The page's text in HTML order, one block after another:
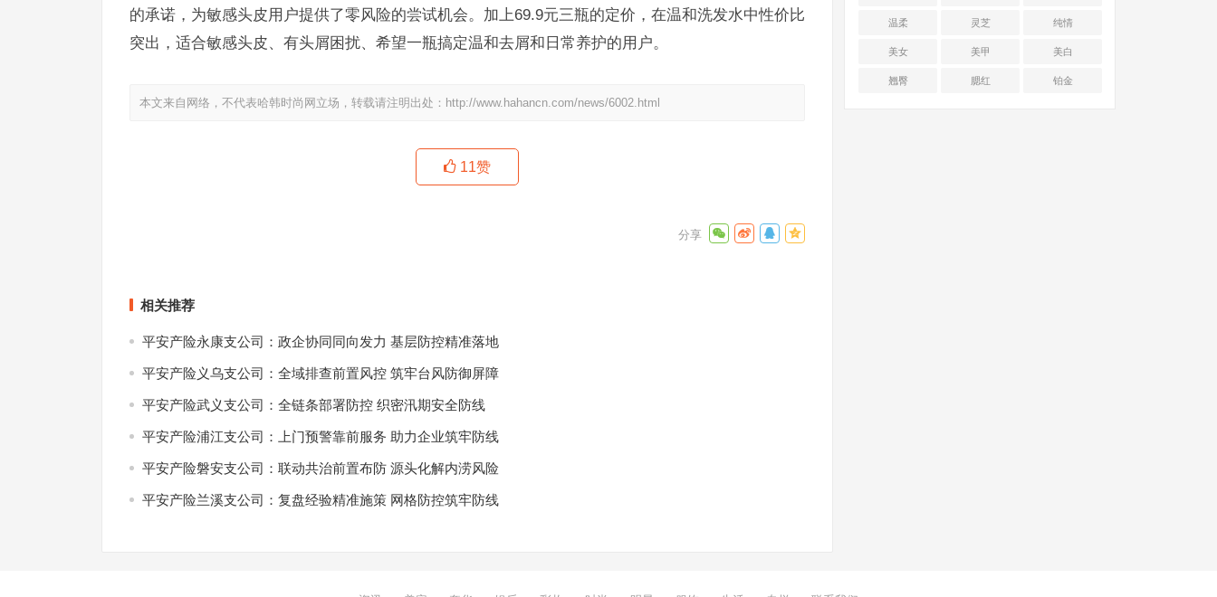
的承诺，为敏感头皮用户提供了零风险的尝试机会。加上69.9元三瓶的定价，在温和洗发水中性价比
突出，适合敏感头皮、有头屑困扰、希望一瓶搞定温和去屑和日常养护的用户。
本文来自网络，不代表哈韩时尚网立场，转载请注明出处： http://www.hahancn.com/news/6002.html
11赞
相关推荐
平安产险永康支公司：政企协同同向发力 基层防控精准落地
平安产险义乌支公司：全域排查前置风控 筑牢台风防御屏障
平安产险武义支公司：全链条部署防控 织密汛期安全防线
平安产险浦江支公司：上门预警靠前服务 助力企业筑牢防线
平安产险磐安支公司：联动共治前置布防 源头化解内涝风险
平安产险兰溪支公司：复盘经验精准施策 网格防控筑牢防线
温柔 灵芝 纯情
美女 美甲 美白
翘臀 腮红 铂金